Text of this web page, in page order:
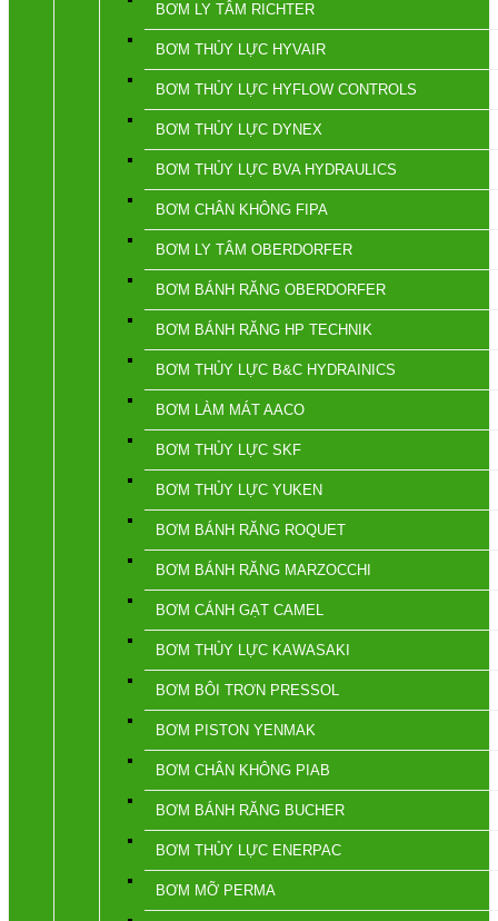
BƠM LY TÂM RICHTER
BƠM THỦY LỰC HYVAIR
BƠM THỦY LỰC HYFLOW CONTROLS
BƠM THỦY LỰC DYNEX
BƠM THỦY LỰC BVA HYDRAULICS
BƠM CHÂN KHÔNG FIPA
BƠM LY TÂM OBERDORFER
BƠM BÁNH RĂNG OBERDORFER
BƠM BÁNH RĂNG HP TECHNIK
BƠM THỦY LỰC B&C HYDRAINICS
BƠM LÀM MÁT AACO
BƠM THỦY LỰC SKF
BƠM THỦY LỰC YUKEN
BƠM BÁNH RĂNG ROQUET
BƠM BÁNH RĂNG MARZOCCHI
BƠM CÁNH GẠT CAMEL
BƠM THỦY LỰC KAWASAKI
BƠM BÔI TRƠN PRESSOL
BƠM PISTON YENMAK
BƠM CHÂN KHÔNG PIAB
BƠM BÁNH RĂNG BUCHER
BƠM THỦY LỰC ENERPAC
BƠM MỠ PERMA